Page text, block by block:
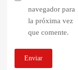
navegador para
la próxima vez
que comente.